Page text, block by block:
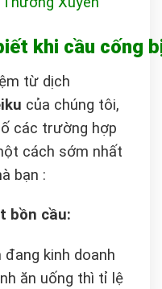
khi cầu cống
từ dịch
của chúng tôi,
các trường hợp
cách sớm nhất
bạn :
bồn cầu:
kinh doanh
ăn uống thì tỉ lệ